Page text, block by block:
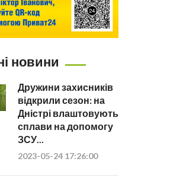
новини
Дружини захисників
відкрили сезон: на
Дністрі влаштовують
сплави на допомогу
ЗСУ...
2023-05-24 17:26:00